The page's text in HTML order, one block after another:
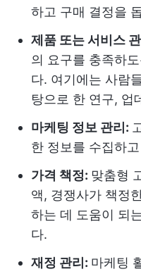
하고 구매 결정을
제품 또는 서비스
의 요구를 충족하
다. 여기에는 사람
탕으로 한 연구, 업
마케팅 정보 관리:
한 정보를 수집하
가격 책정: 맞춤형
액, 경쟁사가 책정
하는 데 도움이 되
다.
재정 관리: 마케팅